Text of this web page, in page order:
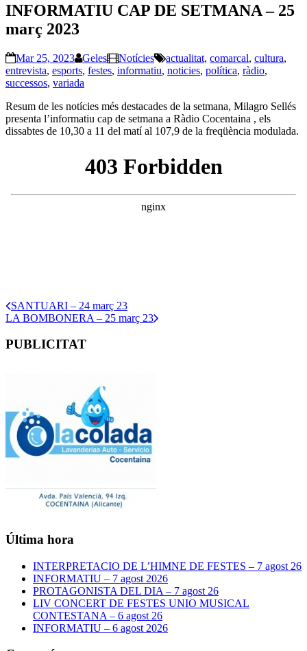
INFORMATIU CAP DE SETMANA – 25
març 2023
Mar 25, 2023 Geles Notícies actualitat, comarcal, cultura,
entrevista, esports, festes, informatiu, noticies, política, ràdio,
successos, variada
Resum de les notícies més destacades de la setmana, Milagro Sellés
presenta l’informatiu cap de setmana a Ràdio Cocentaina , els
dissabtes de 10,30 a 11 del matí al 107,9 de la freqüència modulada.
SANTUARI – 24 març 23
LA BOMBONERA – 25 març 23
PUBLICITAT
Última hora
INTERPRETACIO DE L’HIMNE DE FESTES – 7 agost 26
INFORMATIU – 7 agost 2026
PROTAGONISTA DEL DIA – 7 agost 26
LIV CONCERT DE FESTES UNIO MUSICAL
CONTESTANA – 6 agost 26
INFORMATIU – 6 agost 2026